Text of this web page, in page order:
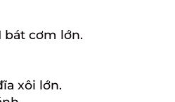
bát cơm lớn.
xôi lớn.